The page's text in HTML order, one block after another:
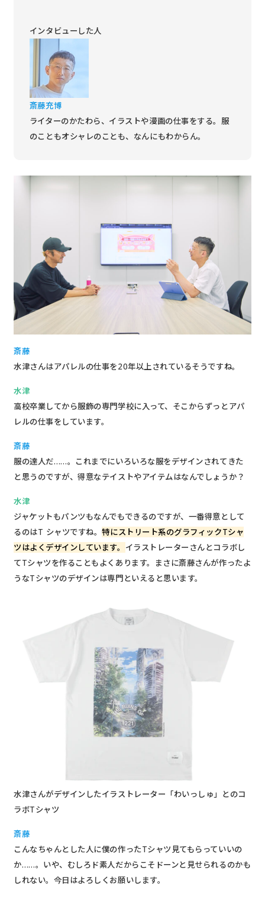
インタビューした人
斎藤充博
ライターのかたわら、イラストや漫画の仕事をする。服
のこともオシャレのことも、なんにもわからん。
斎藤
水津さんはアパレルの仕事を20年以上されているそうですね。
水津
高校卒業してから服飾の専門学校に入って、そこからずっとアパ
レルの仕事をしています。
斎藤
服の達人だ……。これまでにいろいろな服をデザインされてきた
と思うのですが、得意なテイストやアイテムはなんでしょうか？
水津
ジャケットもパンツもなんでもできるのですが、一番得意として
るのはT シャツですね。特にストリート系のグラフィックTシャ
ツはよくデザインしています。 イラストレーターさんとコラボし
てTシャツを作ることもよくあります。まさに斎藤さんが作ったよ
うなTシャツのデザインは専門といえると思います。
水津さんがデザインしたイラストレーター「わいっしゅ」とのコ
ラボTシャツ
斎藤
こんなちゃんとした人に僕の作ったTシャツ見てもらっていいの
か……。いや、むしろド素人だからこそドーンと見せられるのかも
しれない。今日はよろしくお願いします。